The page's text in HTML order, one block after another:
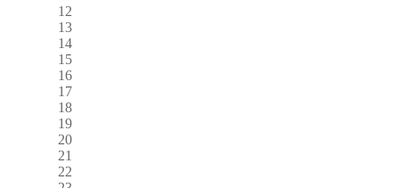
12
13
14
15
16
17
18
19
20
21
22